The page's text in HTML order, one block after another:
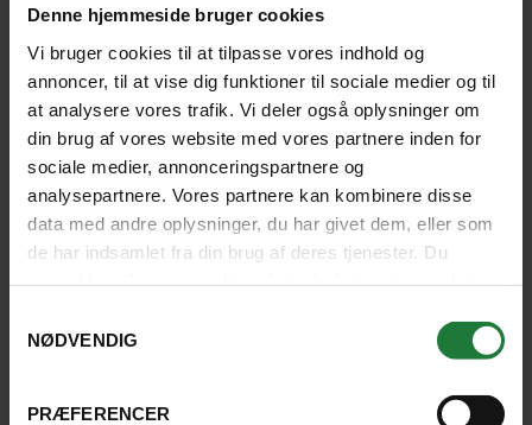
Denne hjemmeside bruger cookies
Vi bruger cookies til at tilpasse vores indhold og
annoncer, til at vise dig funktioner til sociale medier og til
at analysere vores trafik. Vi deler også oplysninger om
din brug af vores website med vores partnere inden for
sociale medier, annonceringspartnere og
analysepartnere. Vores partnere kan kombinere disse
data med andre oplysninger, du har givet dem, eller som
de har indsamlet fra din brug af deres tjenester. Du
NØDVENDIG
PRÆFERENCER
Rejsen levede fuldstændig op til vores
forventninger. Der var altid hurtig
respons på vores forespørgsler både
før afrejse og efter hjemkomst.
BETTINA BACH, GREVINGE